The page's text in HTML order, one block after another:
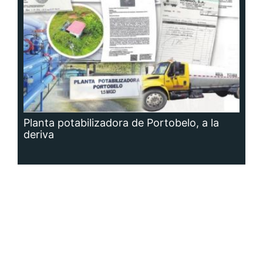
Planta potabilizadora de Portobelo, a la
deriva